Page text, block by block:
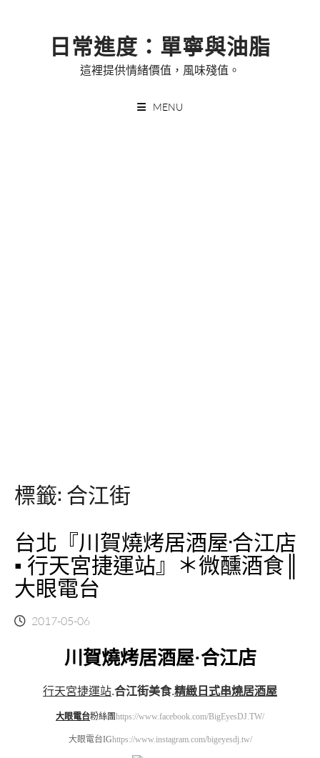
日常進度：單寧與油脂
這裡提供情緒價值，風味殘值。
MENU
標籤: 合江街
台北『川賀燒烤居酒屋·合江店
▪ 行天宮捷運站』＊微醺酒食║
大眼電台
2017-05-06
川賀燒烤居酒屋·合江店
行天宮捷運站.合江街美食.精緻 日式串燒居酒屋
大眼電台粉絲團https://www.facebook.com/BigEyesDJ.TW/
大眼電台IGhttps://www.instagram.com/bigeyesdj.tw/